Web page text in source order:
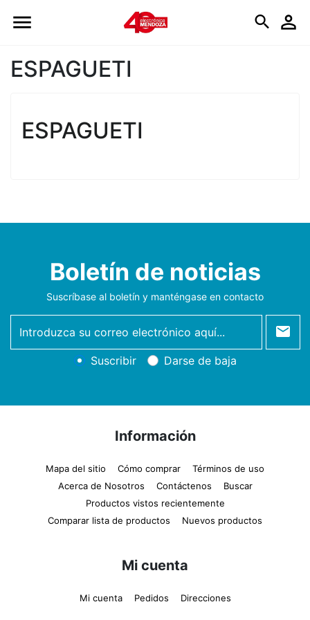
ESPAGUETI
ESPAGUETI
Boletín de noticias
Suscríbase al boletín y manténgase en contacto
newsletter
Suscribir Darse de baja
Información
Mapa del sitio Cómo comprar
Términos de uso
Acerca de Nosotros
Contáctenos
Buscar
Productos vistos recientemente
Comparar lista de productos
Nuevos productos
Mi cuenta
Mi cuenta Pedidos Direcciones